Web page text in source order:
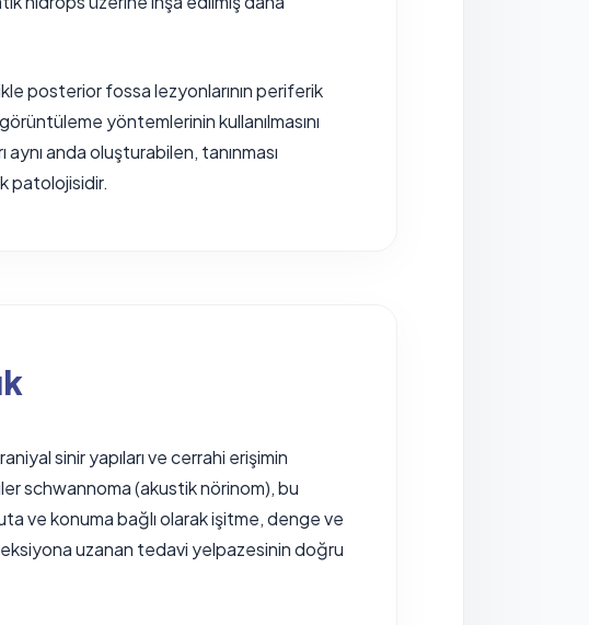
posterior fossa lezyonlarının periferik
yöntemlerinin kullanılmasını
anda oluşturabilen, tanınması
patolojisidir.
sinir yapıları ve cerrahi erişimin
schwannoma (akustik nörinom), bu
ve konuma bağlı olarak işitme, denge ve
uzanan tedavi yelpazesinin doğru